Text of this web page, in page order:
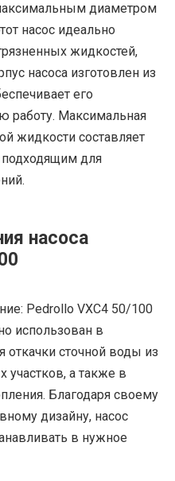
диаметром
насос идеально
жидкостей,
насоса изготовлен из
его
работу. Максимальная
жидкости составляет
подходящим для
насоса
Pedrollo VXC4 50/100
использован в
сточной воды из
участков, а также в
Благодаря своему
дизайну, насос
в нужное